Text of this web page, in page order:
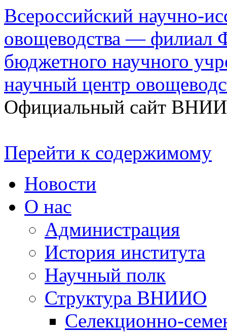
Всероссийский научно-
овощеводства — филиал
бюджетного научного
научный центр
Официальный сайт
Перейти к содержимому
Новости
О нас
Администрация
История института
Научный полк
Структура ВНИИО
Селекционно-